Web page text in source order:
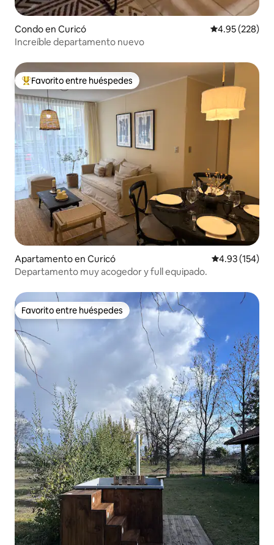
Condo en Curicó Calificación
4.95 (228)
Increíble departamento nuevo
Favorito entre huéspedes preferido
Favorito entre huéspedes
Apartamento en Curicó Calificación
4.93 (154)
Departamento muy acogedor y full equipado.
Favorito entre huéspedes
Favorito entre huéspedes